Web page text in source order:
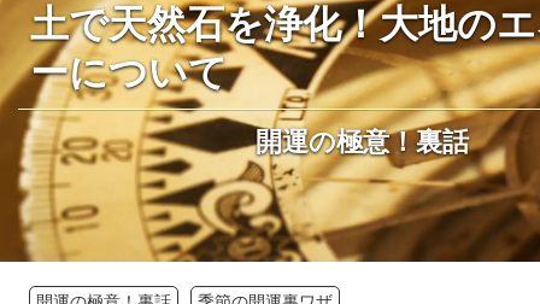
土で天然石を浄化！大地の
ーについて
開運の極意！裏話